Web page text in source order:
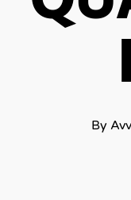
By